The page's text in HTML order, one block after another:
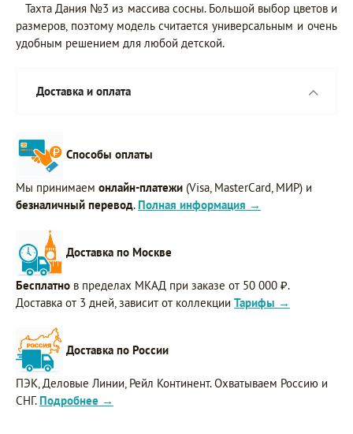
Тахта Дания №3 из массива сосны. Большой выбор цветов и
размеров, поэтому модель считается универсальным и очень
удобным решением для любой детской.
Доставка и оплата
Способы оплаты
Мы принимаем онлайн-платежи (Visa, MasterCard, МИР) и
безналичный перевод. Полная информация →
Доставка по Москве
Бесплатно в пределах МКАД при заказе от 50 000 ₽.
Доставка от 3 дней, зависит от коллекции Тарифы →
Доставка по России
ПЭК, Деловые Линии, Рейл Континент. Охватываем Россию и
СНГ. Подробнее →